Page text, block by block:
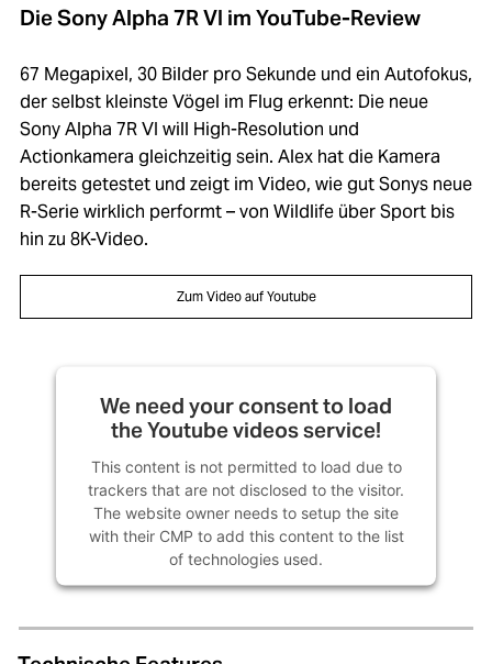
Die Sony Alpha 7R VI im YouTube-Review
67 Megapixel, 30 Bilder pro Sekunde und ein Autofokus,
der selbst kleinste Vögel im Flug erkennt: Die neue
Sony Alpha 7R VI will High-Resolution und
Actionkamera gleichzeitig sein. Alex hat die Kamera
bereits getestet und zeigt im Video, wie gut Sonys neue
R-Serie wirklich performt – von Wildlife über Sport bis
hin zu 8K-Video.
Zum Video auf Youtube
We need your consent to load
the Youtube videos service!
This content is not permitted to load due to
trackers that are not disclosed to the visitor.
The website owner needs to setup the site
with their CMP to add this content to the list
of technologies used.
Management Platform